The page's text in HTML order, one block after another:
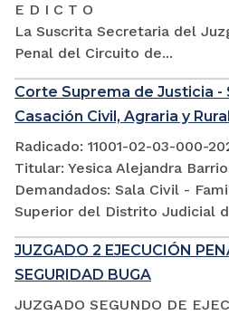
E D I C T O
La Suscrita Secretaria del
Penal del Circuito de...
Corte Suprema de Justicia -
Casación Civil, Agraria y Rural
Radicado: 11001-02-03-000-
Titular: Yesica Alejandra
Demandados: Sala Civil -
Superior del Distrito Judicial
JUZGADO 2 EJECUCIÓN
SEGURIDAD BUGA
JUZGADO SEGUNDO DE